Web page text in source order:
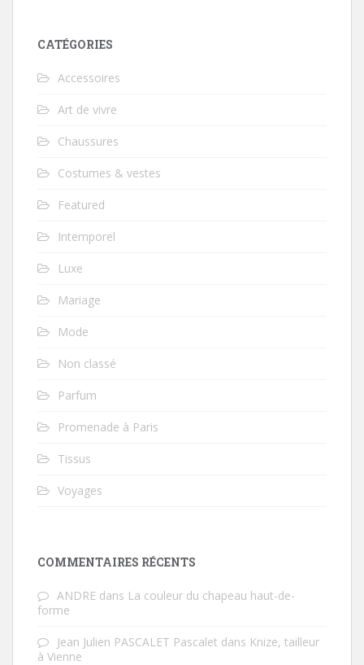
CATÉGORIES
Accessoires
Art de vivre
Chaussures
Costumes & vestes
Featured
Intemporel
Luxe
Mariage
Mode
Non classé
Parfum
Promenade à Paris
Tissus
Voyages
COMMENTAIRES RÉCENTS
ANDRE dans La couleur du chapeau haut-de-
forme
Jean Julien PASCALET Pascalet dans Knize, tailleur
à Vienne